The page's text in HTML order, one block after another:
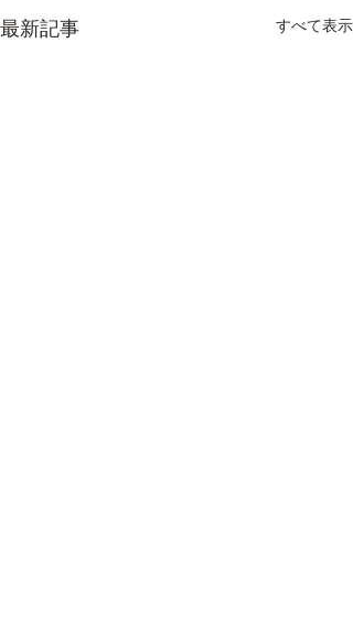
最新記事 すべて表示